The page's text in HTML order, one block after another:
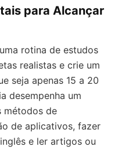
para Alcançar
rotina de estudos
realistas e crie um
seja apenas 15 a 20
desempenha um
métodos de
de aplicativos, fazer
e ler artigos ou